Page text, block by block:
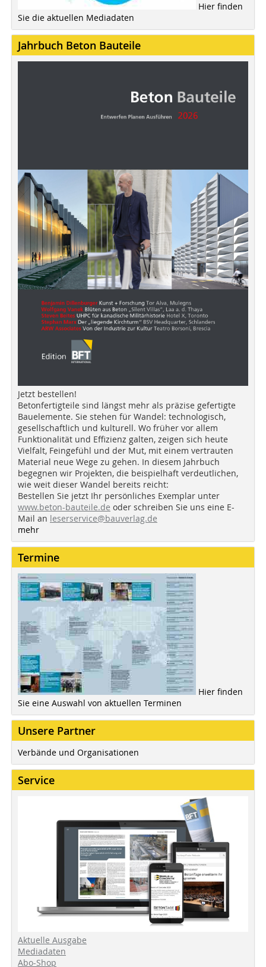
Hier finden
Sie die aktuellen Mediadaten
Jahrbuch Beton Bauteile
Jetzt bestellen!
Betonfertigteile sind längst mehr als präzise gefertigte
Bauelemente. Sie stehen für Wandel: technologisch,
gesellschaftlich und kulturell. Wo früher vor allem
Funktionalität und Effizienz galten, zeigen sich heute
Vielfalt, Feingefühl und der Mut, mit einem vertrauten
Material neue Wege zu gehen. In diesem Jahrbuch
begegnen wir Projekten, die beispielhaft verdeutlichen,
wie weit dieser Wandel bereits reicht:
Bestellen Sie jetzt Ihr persönliches Exemplar unter
www.beton-bauteile.de oder schreiben Sie uns eine E-
Mail an leserservice@bauverlag.de
mehr
Termine
Hier finden
Sie eine Auswahl von aktuellen Terminen
Unsere Partner
Verbände und Organisationen
Service
Aktuelle Ausgabe
Mediadaten
Abo-Shop